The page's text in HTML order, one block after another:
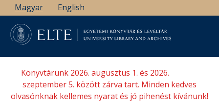
Ugrás
a
tartalomra
Magyar English
Könyvtárunk 2026. augusztus 1. és 2026.
szeptember 5. között zárva tart. Minden kedves
olvasónknak kellemes nyarat és jó pihenést kívánunk!